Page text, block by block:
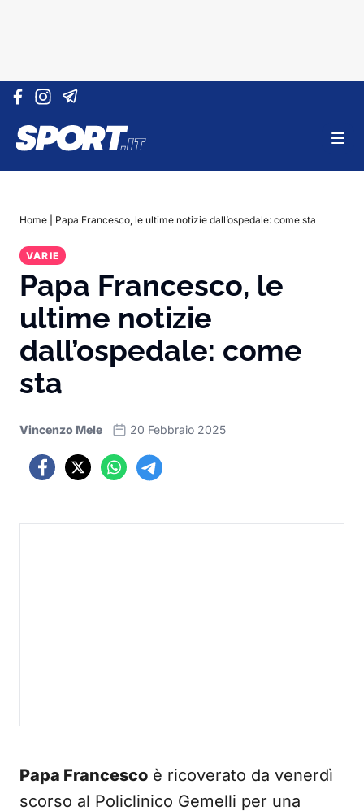
Vai al contenuto
Home Papa Francesco, le ultime notizie dall’ospedale: come sta
VARIE
Papa Francesco, le
ultime notizie
dall’ospedale: come
sta
Vincenzo Mele 20 Febbraio 2025
Papa Francesco è ricoverato da venerdì
scorso al Policlinico Gemelli per una